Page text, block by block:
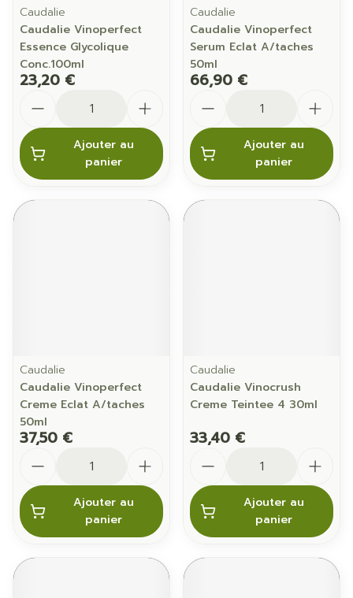
Caudalie
Caudalie Vinoperfect
Essence Glycolique
Conc.100ml
23,20 €
Ajouter au
panier
Caudalie
Caudalie Vinoperfect
Serum Eclat A/taches
50ml
66,90 €
Ajouter au
panier
Caudalie
Caudalie Vinoperfect
Creme Eclat A/taches
50ml
37,50 €
Ajouter au
panier
Caudalie
Caudalie Vinocrush
Creme Teintee 4 30ml
33,40 €
Ajouter au
panier